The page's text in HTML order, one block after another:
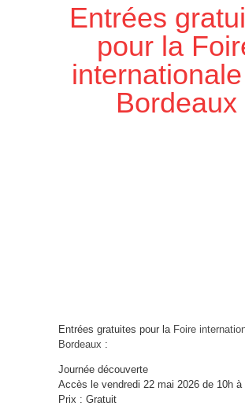
Entrées
pour la
Bordeaux
Entrées gratuites pour la Foire
Bordeaux :
Journée découverte
Accès le vendredi 22 mai 2026 de 10h à
Prix : Gratuit